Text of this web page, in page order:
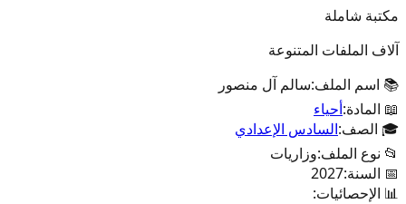
مكتبة شاملة
آلاف الملفات المتنوعة
📚 اسم الملف:سالم آل منصور
📖 المادة:أحياء
🎓 الصف:السادس الإعدادي
📂 نوع الملف:وزاريات
📅 السنة:2027
📊 الإحصائيات: